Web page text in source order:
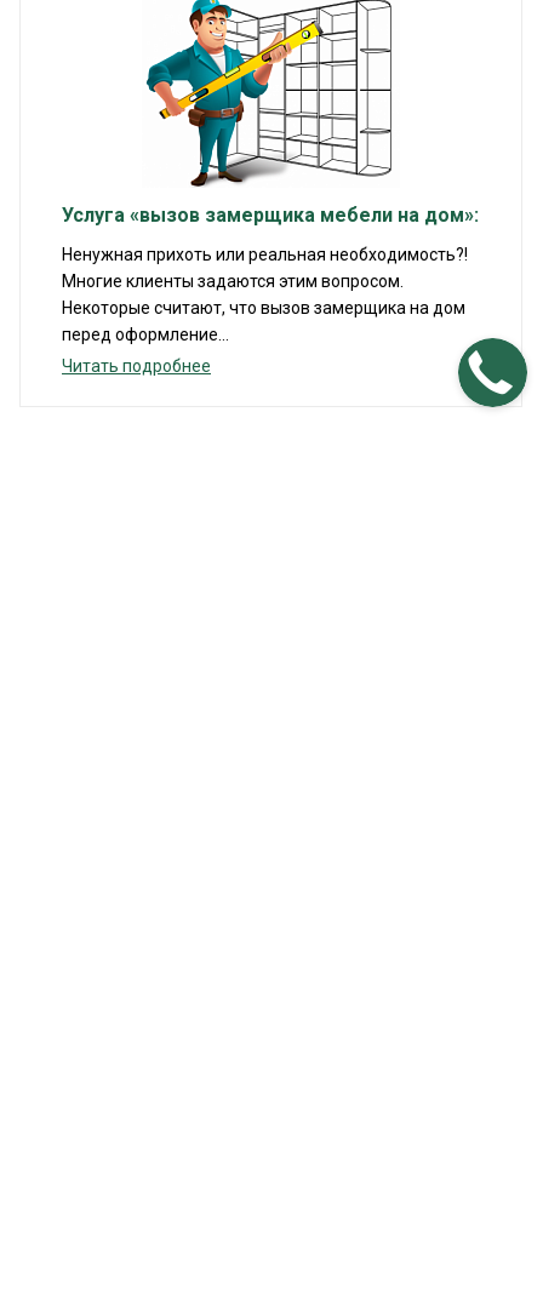
Услуга «вызов замерщика мебели на дом»:
Ненужная прихоть или реальная необходимость?!
Многие клиенты задаются этим вопросом.
Некоторые считают, что вызов замерщика на дом
перед оформление...
Читать подробнее